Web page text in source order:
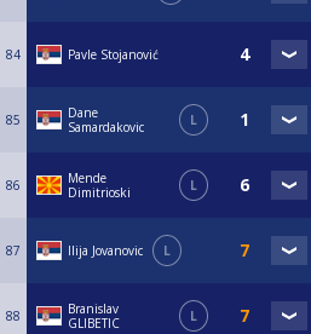
84 Pavle Stojanović
85
Dane
Samardakovic
L
86
Mende
Dimitrioski
L
87 Ilija Jovanovic L
88
Branislav
GLIBETIC
L